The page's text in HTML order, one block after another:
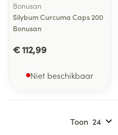
Bonusan
Silybum Curcuma Caps 200
Bonusan
€ 112,99
Niet beschikbaar
Toon